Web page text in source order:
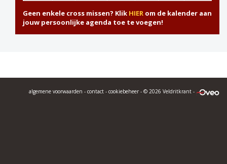
Geen enkele cross missen? Klik HIER om de kalender aan
jouw persoonlijke agenda toe te voegen!
algemene voorwaarden - contact - cookiebeheer - © 2026 Veldritkrant -